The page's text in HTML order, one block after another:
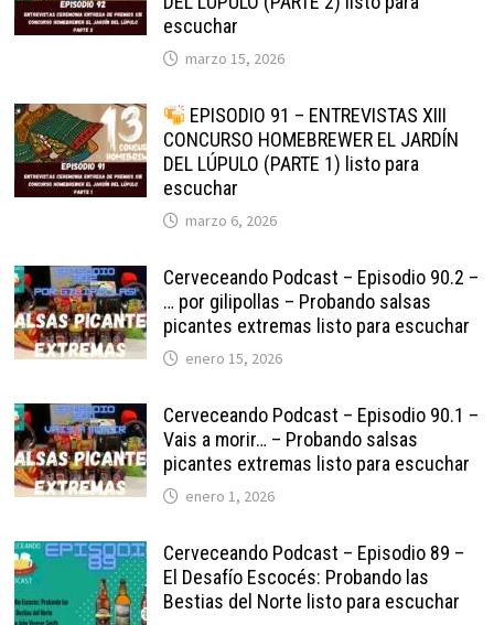
escuchar
marzo 15, 2026
EPISODIO 91 – ENTREVISTAS XIII
CONCURSO HOMEBREWER EL JARDÍN
DEL LÚPULO (PARTE 1) listo para
escuchar
marzo 6, 2026
Cerveceando Podcast – Episodio 90.2 –
… por gilipollas – Probando salsas
picantes extremas listo para escuchar
enero 15, 2026
Cerveceando Podcast – Episodio 90.1 –
Vais a morir… – Probando salsas
picantes extremas listo para escuchar
enero 1, 2026
Cerveceando Podcast – Episodio 89 –
El Desafío Escocés: Probando las
Bestias del Norte listo para escuchar